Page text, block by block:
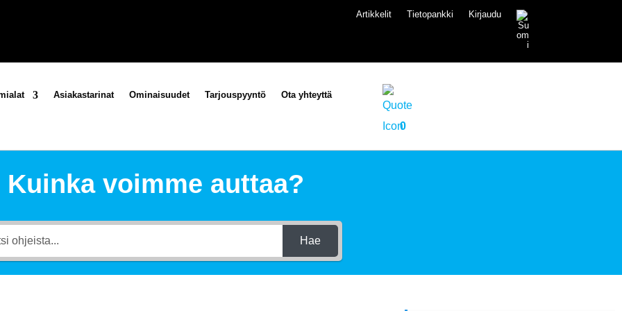
Artikkelit Tietopankki Kirjaudu
Asiakastarinat Ominaisuudet Tarjouspyyntö Ota yhteyttä
0
Kuinka voimme auttaa?
Hae